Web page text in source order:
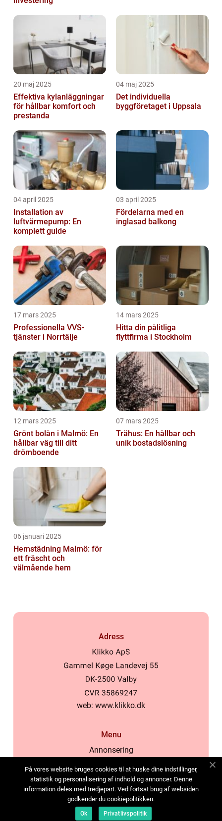
20 maj 2025
Effektiva kylanläggningar
för hållbar komfort och
prestanda
04 maj 2025
Det individuella
byggföretaget i Uppsala
04 april 2025
Installation av
luftvärmepump: En
komplett guide
03 april 2025
Fördelarna med en
inglasad balkong
17 mars 2025
Professionella VVS-
tjänster i Norrtälje
14 mars 2025
Hitta din pålitliga
flyttfirma i Stockholm
12 mars 2025
Grönt bolån i Malmö: En
hållbar väg till ditt
drömboende
07 mars 2025
Trähus: En hållbar och
unik bostadslösning
06 januari 2025
Hemstädning Malmö: för
ett fräscht och
välmående hem
Adress
web: www.klikko.dk
Menu
Annonsering
Cookies
Kontakta oss
Sitemap
På vores website bruges cookies til at huske dine indstillinger,
statistik og personalisering af indhold og annoncer. Denne
information deles med tredjepart. Ved fortsat brug af websiden
godkender du cookiepolitikken.
Ok Privatlivspolitik